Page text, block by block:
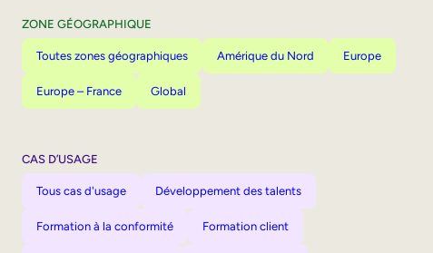
ZONE GÉOGRAPHIQUE
Toutes zones géographiques Amérique du Nord Europe
Europe – France Global
CAS D’USAGE
Tous cas d'usage Développement des talents
Formation à la conformité Formation client